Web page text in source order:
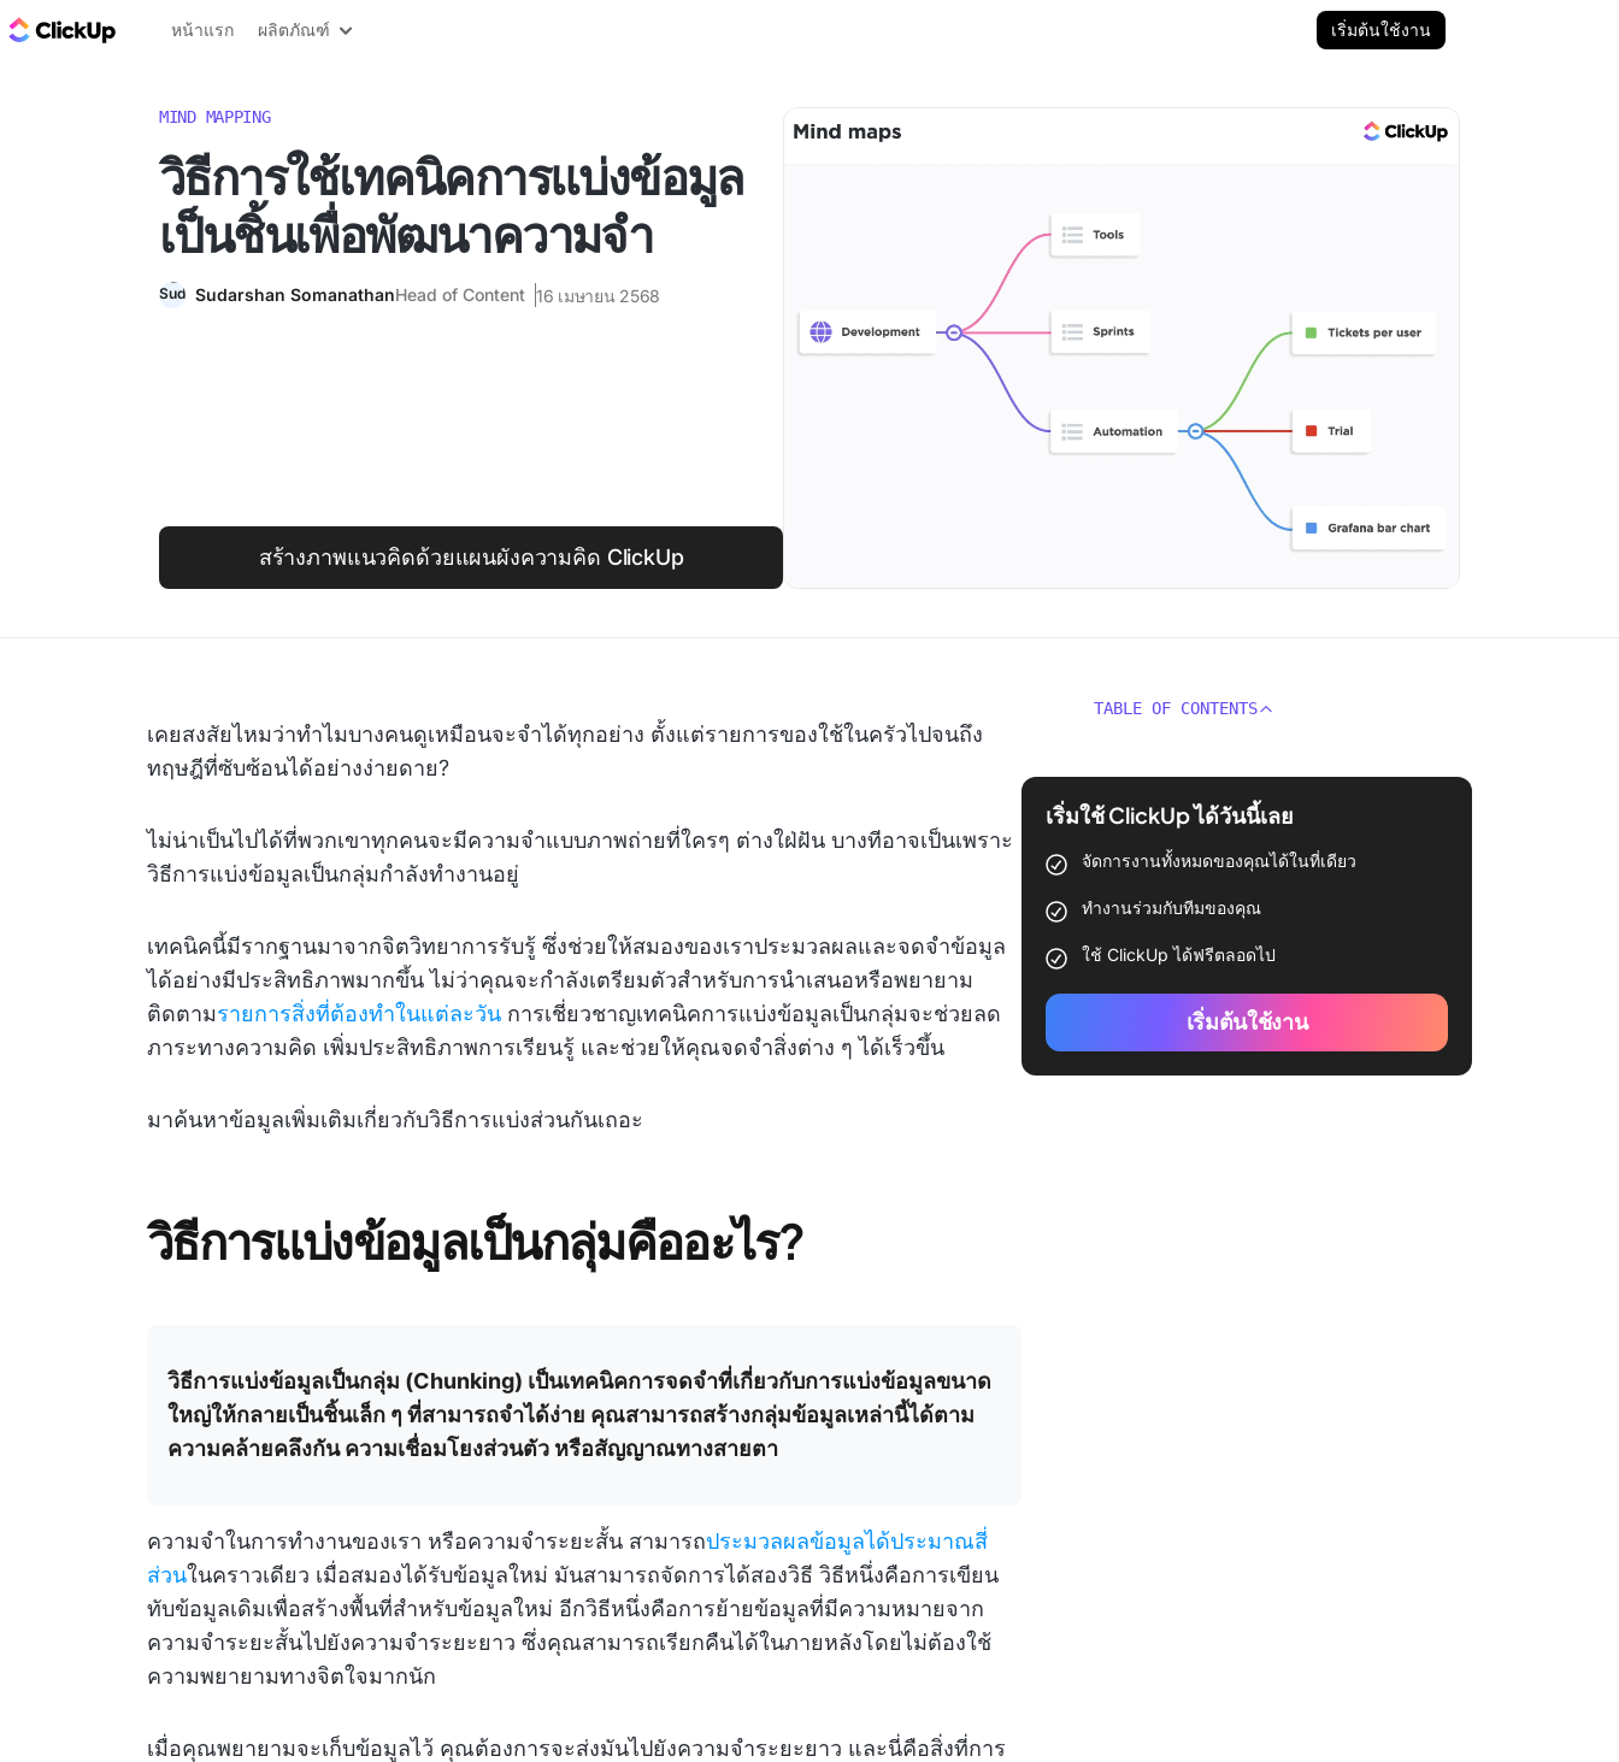
บล็อก ClickUp
หน้าแรก ผลิตภัณฑ์ เริ่มต้นใช้งาน
MIND MAPPING
วิธีการใช้เทคนิคการแบ่งข้อมูล
เป็นชิ้นเพื่อพัฒนาความจำ
Sudarshan SomanathanHead of Content 16 เมษายน 2568
สร้างภาพแนวคิดด้วยแผนผังความคิด ClickUp
เคยสงสัยไหมว่าทำไมบางคนดูเหมือนจะจำได้ทุกอย่าง ตั้งแต่รายการของใช้ในครัวไปจนถึง
ทฤษฎีที่ซับซ้อนได้อย่างง่ายดาย?
ไม่น่าเป็นไปได้ที่พวกเขาทุกคนจะมีความจำแบบภาพถ่ายที่ใครๆ ต่างใฝ่ฝัน บางทีอาจเป็นเพราะ
วิธีการแบ่งข้อมูลเป็นกลุ่มกำลังทำงานอยู่
เทคนิคนี้มีรากฐานมาจากจิตวิทยาการรับรู้ ซึ่งช่วยให้สมองของเราประมวลผลและจดจำข้อมูล
ได้อย่างมีประสิทธิภาพมากขึ้น ไม่ว่าคุณจะกำลังเตรียมตัวสำหรับการนำเสนอหรือพยายาม
ติดตามรายการสิ่งที่ต้องทำในแต่ละวัน การเชี่ยวชาญเทคนิคการแบ่งข้อมูลเป็นกลุ่มจะช่วยลด
ภาระทางความคิด เพิ่มประสิทธิภาพการเรียนรู้ และช่วยให้คุณจดจำสิ่งต่าง ๆ ได้เร็วขึ้น
มาค้นหาข้อมูลเพิ่มเติมเกี่ยวกับวิธีการแบ่งส่วนกันเถอะ
วิธีการแบ่งข้อมูลเป็นกลุ่มคืออะไร?
วิธีการแบ่งข้อมูลเป็นกลุ่ม (Chunking) เป็นเทคนิคการจดจำที่เกี่ยวกับการแบ่งข้อมูลขนาด
ใหญ่ให้กลายเป็นชิ้นเล็ก ๆ ที่สามารถจำได้ง่าย คุณสามารถสร้างกลุ่มข้อมูลเหล่านี้ได้ตาม
ความคล้ายคลึงกัน ความเชื่อมโยงส่วนตัว หรือสัญญาณทางสายตา
ความจำในการทำงานของเรา หรือความจำระยะสั้น สามารถประมวลผลข้อมูลได้ประมาณสี่
ส่วนในคราวเดียว เมื่อสมองได้รับข้อมูลใหม่ มันสามารถจัดการได้สองวิธี วิธีหนึ่งคือการเขียน
ทับข้อมูลเดิมเพื่อสร้างพื้นที่สำหรับข้อมูลใหม่ อีกวิธีหนึ่งคือการย้ายข้อมูลที่มีความหมายจาก
ความจำระยะสั้นไปยังความจำระยะยาว ซึ่งคุณสามารถเรียกคืนได้ในภายหลังโดยไม่ต้องใช้
ความพยายามทางจิตใจมากนัก
เมื่อคุณพยายามจะเก็บข้อมูลไว้ คุณต้องการจะส่งมันไปยังความจำระยะยาว และนี่คือสิ่งที่การ
TABLE OF CONTENTS
เริ่มใช้ ClickUp ได้วันนี้เลย
จัดการงานทั้งหมดของคุณได้ในที่เดียว
ทำงานร่วมกับทีมของคุณ
ใช้ ClickUp ได้ฟรีตลอดไป
เริ่มต้นใช้งาน